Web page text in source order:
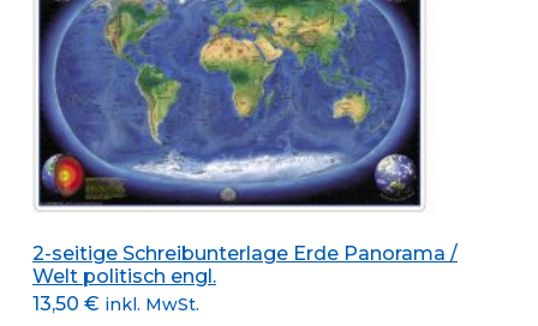
2-seitige Schreibunterlage Erde Panorama /
Welt politisch engl.
13,50 € inkl. MwSt.